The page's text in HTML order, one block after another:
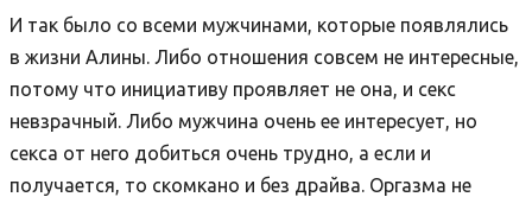
И так было со всеми мужчинами, которые появлялись
в жизни Алины. Либо отношения совсем не интересные,
потому что инициативу проявляет не она, и секс
невзрачный. Либо мужчина очень ее интересует, но
секса от него добиться очень трудно, а если и
получается, то скомкано и без драйва. Оргазма не